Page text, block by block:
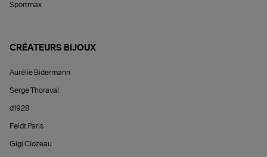
Sportmax
CRÉATEURS BIJOUX
Aurélie Bidermann
Serge Thoraval
d1928
Feidt Paris
Gigi Clozeau